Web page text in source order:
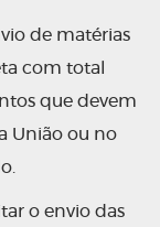
de matérias
com total
que devem
União ou no
o envio das